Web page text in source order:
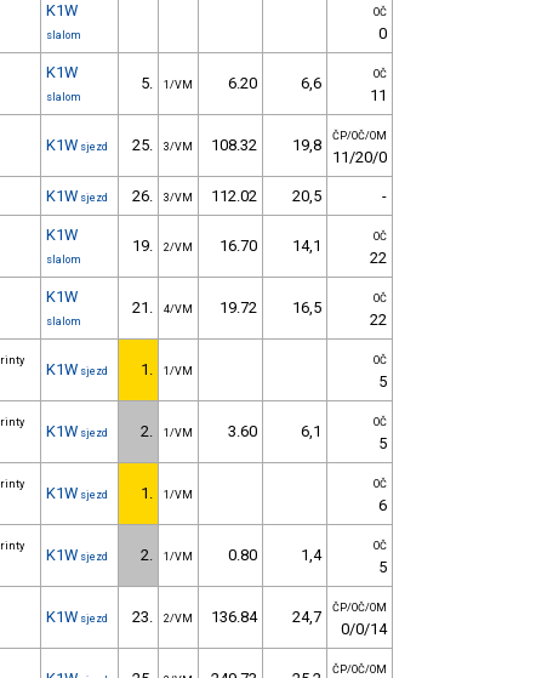
K1W
slalom
OČ
0
K1W
slalom
5. 1/VM 6.20 6,6 OČ
11
K1W sjezd 25. 3/VM 108.32 19,8 ČP/OČ/OM
11/20/0
K1W sjezd 26. 3/VM 112.02 20,5 -
K1W
slalom
19. 2/VM 16.70 14,1 OČ
22
K1W
slalom
21. 4/VM 19.72 16,5 OČ
22
K1W sjezd 1. 1/VM
OČ
5
K1W sjezd 2. 1/VM 3.60 6,1 OČ
5
K1W sjezd 1. 1/VM
OČ
6
K1W sjezd 2. 1/VM 0.80 1,4 OČ
5
K1W sjezd 23. 2/VM 136.84 24,7 ČP/OČ/OM
0/0/14
ČP/OČ/OM